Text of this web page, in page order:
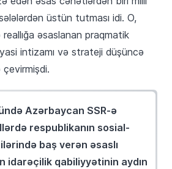
üstün tutması idi. O,
əsaslanan praqmatik
intizamı və strateji düşüncə
Azərbaycan SSR-ə
respublikanın sosial-
baş verən əsaslı
idarəçilik qabiliyyətinin aydın